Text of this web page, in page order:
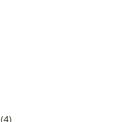
(4)